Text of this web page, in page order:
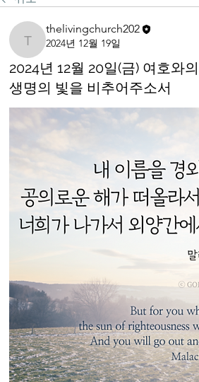
thelivingchurch202
thelivingchurch202
2024년 12월 19일
2024년 12월 20일(금) 여호와
생명의 빛을 비추어주소서